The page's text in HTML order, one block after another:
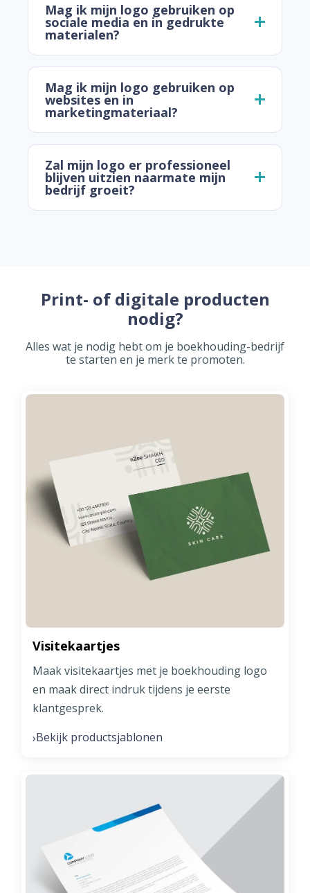
Mag ik mijn logo gebruiken op
sociale media en in gedrukte
materialen?
Mag ik mijn logo gebruiken op
websites en in
marketingmateriaal?
Zal mijn logo er professioneel
blijven uitzien naarmate mijn
bedrijf groeit?
Print- of digitale producten
nodig?
Alles wat je nodig hebt om je boekhouding-bedrijf
te starten en je merk te promoten.
Visitekaartjes
Maak visitekaartjes met je boekhouding logo
en maak direct indruk tijdens je eerste
klantgesprek.
›Bekijk productsjablonen